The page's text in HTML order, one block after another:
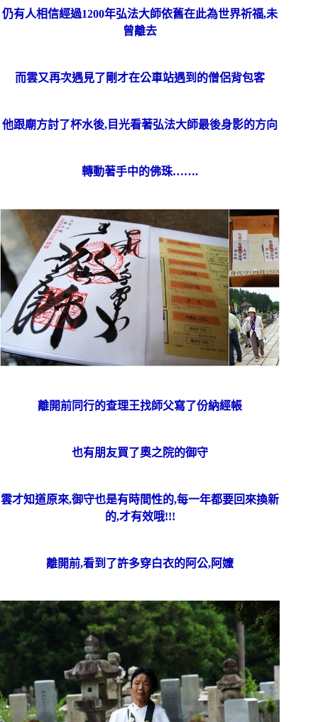
仍有人相信經過1200年弘法大師依舊在此為世界祈福,未
曾離去
而雲又再次遇見了剛才在公車站遇到的僧侶背包客
他跟廟方討了杯水後,目光看著弘法大師最後身影的方向
轉動著手中的佛珠…….
離開前同行的查理王找師父寫了份納經帳
也有朋友買了奧之院的御守
雲才知道原來,御守也是有時間性的,每一年都要回來換新
的,才有效哦!!!
離開前,看到了許多穿白衣的阿公,阿嬤